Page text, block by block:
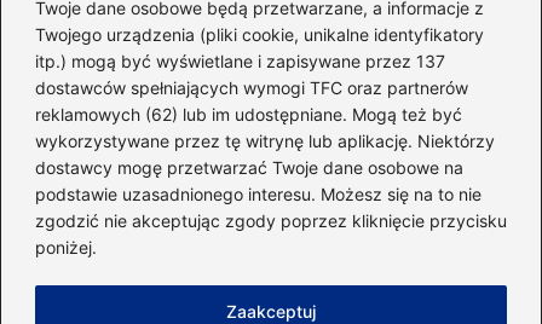
Twoje dane osobowe będą przetwarzane, a informacje z
Twojego urządzenia (pliki cookie, unikalne identyfikatory
itp.) mogą być wyświetlane i zapisywane przez 137
dostawców spełniających wymogi TFC oraz partnerów
reklamowych (62) lub im udostępniane. Mogą też być
wykorzystywane przez tę witrynę lub aplikację. Niektórzy
dostawcy mogę przetwarzać Twoje dane osobowe na
podstawie uzasadnionego interesu. Możesz się na to nie
zgodzić nie akceptując zgody poprzez kliknięcie przycisku
poniżej.
Zaakceptuj
Dieta i kalorie(221)
Fitness(236)
Siłownia(101)
Sport(60)
Sprzęt i akcesoria(25)
Suplementy(38)